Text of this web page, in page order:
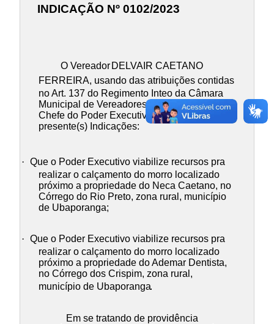
INDICAÇÃO Nº 0102/2023
O Vereador DELVAIR CAETANO
FERREIRA, usando das atribuições contidas
no Art. 137 do Regimento Inteo da Câmara
Municipal de Vereadores, INDICAM ao
Chefe do Poder Executivo Municipal, a(s)
presente(s) Indicações:
·
Que o Poder Executivo viabilize recursos pra
realizar o calçamento do morro localizado
próximo a propriedade do Neca Caetano, no
Córrego do Rio Preto, zona rural, município
de Ubaporanga;
·
Que o Poder Executivo viabilize recursos pra
realizar o calçamento do morro localizado
próximo a propriedade do Ademar Dentista,
no Córrego dos Crispim, zona rural,
município de Ubaporanga.
Em se tratando de providência